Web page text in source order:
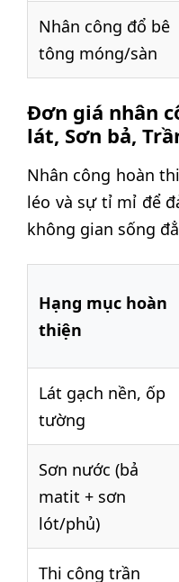
Nhân công đổ bê
tông móng/sàn
Đơn giá nhân
lát, Sơn bả,
Nhân công hoàn
léo và sự tỉ mỉ để
không gian sống
Hạng mục hoàn
thiện
Lát gạch nền, ốp
tường
Sơn nước (bả
matit + sơn
lót/phủ)
Thi công trần